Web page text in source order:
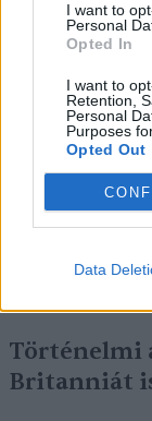
I want to
Personal
Opted In
I want to
Retention,
Personal
Purposes
Opted Out
Data
Négy éven
Történelmi
Britanniát